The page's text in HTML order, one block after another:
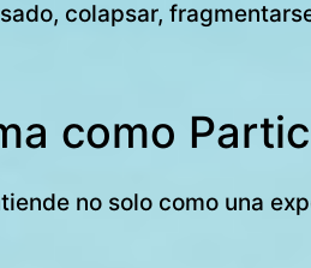
colapsar,
como
no solo como una